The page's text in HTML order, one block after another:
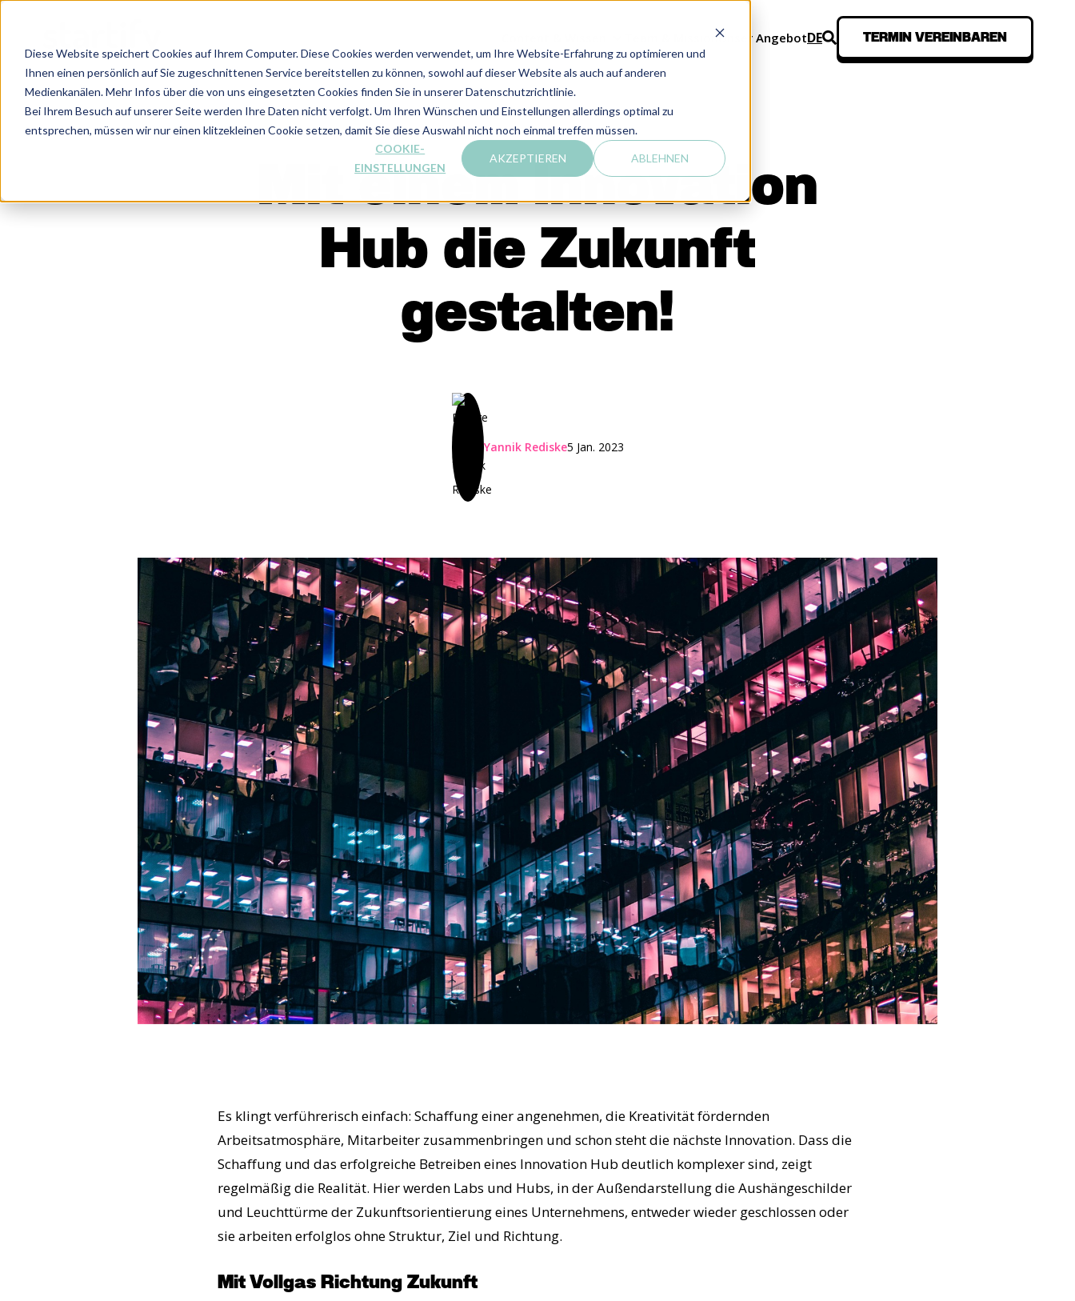
Diese Website speichert Cookies auf Ihrem Computer. Diese Cookies werden verwendet, um Ihre Website-Erfahrung zu optimieren und
Ihnen einen persönlich auf Sie zugeschnittenen Service bereitstellen zu können, sowohl auf dieser Website als auch auf anderen
Medienkanälen. Mehr Infos über die von uns eingesetzten Cookies finden Sie in unserer Datenschutzrichtlinie.
Bei Ihrem Besuch auf unserer Seite werden Ihre Daten nicht verfolgt. Um Ihren Wünschen und Einstellungen allerdings optimal zu
entsprechen, müssen wir nur einen klitzekleinen Cookie setzen, damit Sie diese Auswahl nicht noch einmal treffen müssen.
COOKIE-
EINSTELLUNGEN
AKZEPTIEREN ABLEHNEN
CONTENT & WISSEN
Team & MissionUnser AngebotDE TERMIN VEREINBAREN
Mit einem Innovation
Hub die Zukunft
gestalten!
5 Jan. 2023
Yannik Rediske
Es klingt verführerisch einfach: Schaffung einer angenehmen, die Kreativität fördernden
Arbeitsatmosphäre, Mitarbeiter zusammenbringen und schon steht die nächste Innovation. Dass die
Schaffung und das erfolgreiche Betreiben eines Innovation Hub deutlich komplexer sind, zeigt
regelmäßig die Realität. Hier werden Labs und Hubs, in der Außendarstellung die Aushängeschilder
und Leuchttürme der Zukunftsorientierung eines Unternehmens, entweder wieder geschlossen oder
sie arbeiten erfolglos ohne Struktur, Ziel und Richtung.
Mit Vollgas Richtung Zukunft